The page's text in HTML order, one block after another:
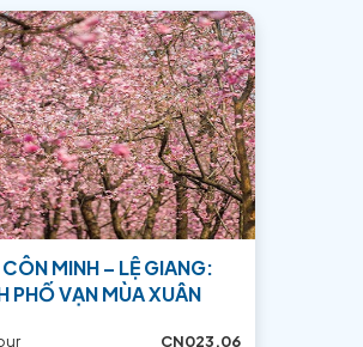
đẹp ở xa.
quanh,
(Tổng hợp)